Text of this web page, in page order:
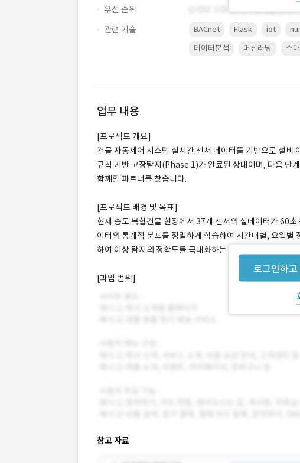
우선 순위
관련 기술
BACnet Flask iot
데이터분석
머신러닝 스
업무 내용
로그인하
[프로젝트 개요]
건물 자동제어 시스템 실시간 센서 데이터를 기반으로 설
규칙 기반 고장탐지(Phase 1)가 완료된 상태이며, 다음 단
함께할 파트너를 찾습니다.
[프로젝트 배경 및 목표]
현재 송도 복합건물 현장에서 37개 센서의 실데이터가 60
이터의 통계적 분포를 정밀하게 학습하여 시간대별, 요일별
하여 이상 탐지의 정확도를 극대화하는 core/baseline.py
[과업 범위]
참고 자료